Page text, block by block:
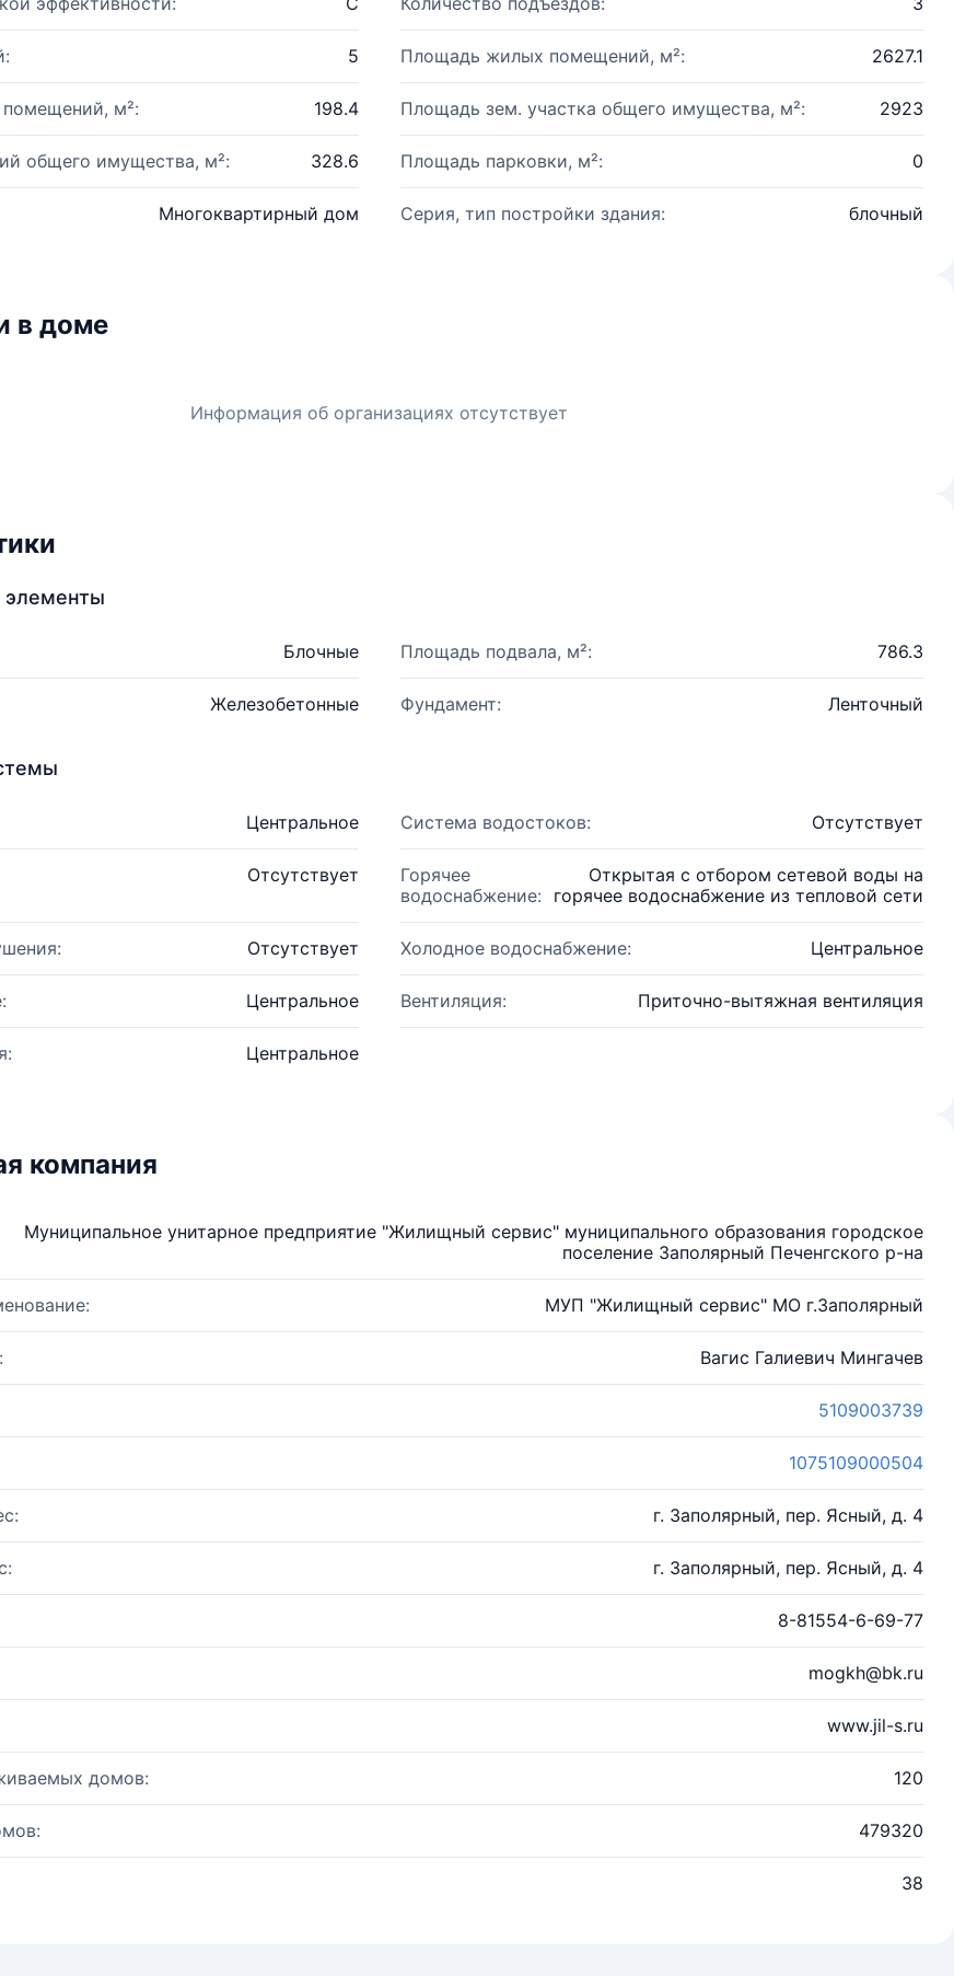
5 Площадь жилых помещений, м²: 2627.1
м²: 198.4 Площадь зем. участка общего имущества, м²: 2923
общего имущества, м²: 328.6 Площадь парковки, м²: 0
Многоквартирный дом Серия, тип постройки здания: блочный
в доме
Информация об организациях отсутствует
элементы
Блочные Площадь подвала, м²: 786.3
Железобетонные Фундамент: Ленточный
Центральное Система водостоков: Отсутствует
Отсутствует
Горячее
водоснабжение:
Открытая с отбором сетевой воды на
горячее водоснабжение из тепловой сети
Отсутствует Холодное водоснабжение: Центральное
Центральное Вентиляция: Приточно-вытяжная вентиляция
Центральное
компания
Муниципальное унитарное предприятие "Жилищный сервис" муниципального образования городское
поселение Заполярный Печенгского р-на
МУП "Жилищный сервис" МО г.Заполярный
Вагис Галиевич Мингачев
5109003739
1075109000504
г. Заполярный, пер. Ясный, д. 4
г. Заполярный, пер. Ясный, д. 4
8-81554-6-69-77
mogkh@bk.ru
www.jil-s.ru
домов: 120
479320
38